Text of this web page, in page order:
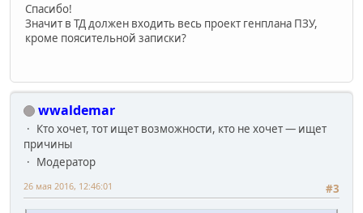
Спасибо!
Значит в ТД должен входить весь проект генплана ПЗУ,
кроме поясительной записки?
wwaldemar
Кто хочет, тот ищет возможности, кто не хочет — ищет
причины
Модератор
#3
26 мая 2016, 12:46:01